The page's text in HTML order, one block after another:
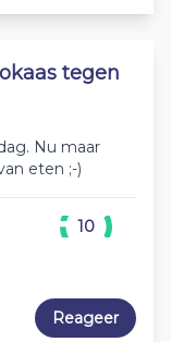
tegen
Nu maar
eten ;-)
10
Reageer